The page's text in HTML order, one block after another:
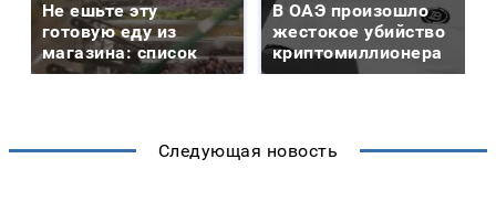
Не ешьте эту
готовую еду из
магазина: список
В ОАЭ произошло
жестокое убийство
криптомиллионера
Следующая новость